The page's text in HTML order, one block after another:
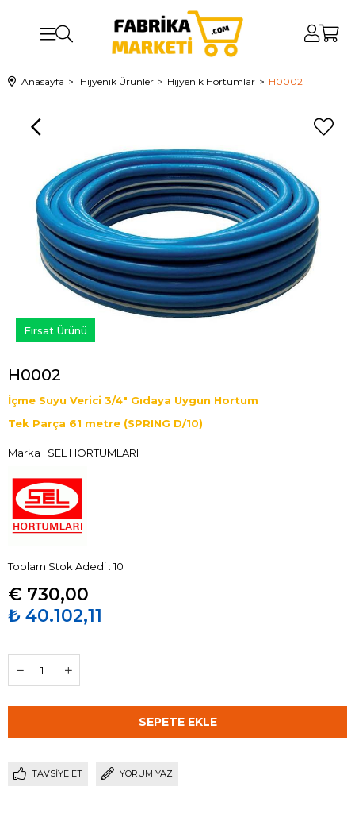
Anasayfa Hijyenik Ürünler Hijyenik Hortumlar H0002
Fırsat Ürünü
H0002
İçme Suyu Verici 3/4" Gıdaya Uygun Hortum
Tek Parça 61 metre (SPRING D/10)
Marka : SEL HORTUMLARI
Toplam Stok Adedi : 10
€ 730,00
₺ 40.102,11
TAVSIYE ET YORUM YAZ